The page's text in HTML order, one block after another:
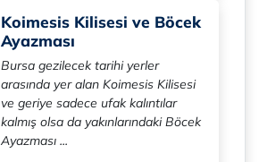
Koimesis Kilisesi ve Böcek
Ayazması
Bursa gezilecek tarihi yerler
arasında yer alan Koimesis Kilisesi
ve geriye sadece ufak kalıntılar
kalmış olsa da yakınlarındaki Böcek
Ayazması ...